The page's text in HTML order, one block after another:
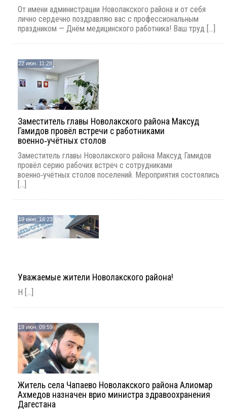
От имени администрации Новолакского района и от себя
лично сердечно поздравляю вас с профессиональным
праздником — Днём медицинского работника! Ваш труд [...]
22 июн. 11:28
Заместитель главы Новолакского района Максуд
Гамидов провёл встречи с работниками
военно‑учётных столов
Заместитель главы Новолакского района Максуд Гамидов
провёл серию рабочих встреч с сотрудниками
военно‑учётных столов поселений. Мероприятия состоялись
[...]
19 июн. 16:23
Уважаемые жители Новолакского района!
Н [...]
19 июн. 09:59
Житель села Чапаево Новолакского района Алиомар
Ахмедов назначен врио министра здравоохранения
Дагестана